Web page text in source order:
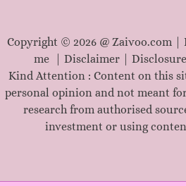
Copyright © 2026 @ Zaivoo.com |
me
Disclaimer| Disclosure
Kind Attention : Content on this
personal opinion and not meant
research from authorised
investment or using